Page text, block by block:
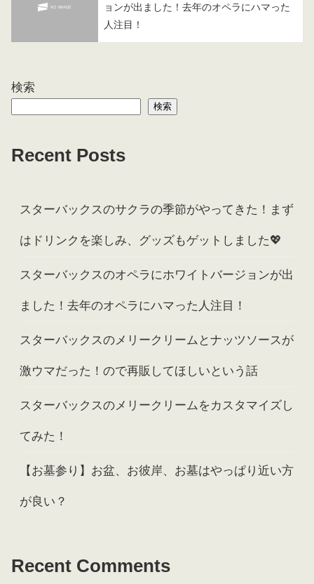
ョンが出ました！去年のオペラにハマった
人注目！
検索
検索
Recent Posts
スターバックスのサクラの季節がやってきた！まず
はドリンクを楽しみ、グッズもゲットしました💖
スターバックスのオペラにホワイトバージョンが出
ました！去年のオペラにハマった人注目！
スターバックスのメリークリームとナッツソースが
激ウマだった！ので再販してほしいという話
スターバックスのメリークリームをカスタマイズし
てみた！
【お墓参り】お盆、お彼岸、お墓はやっぱり近い方
が良い？
Recent Comments